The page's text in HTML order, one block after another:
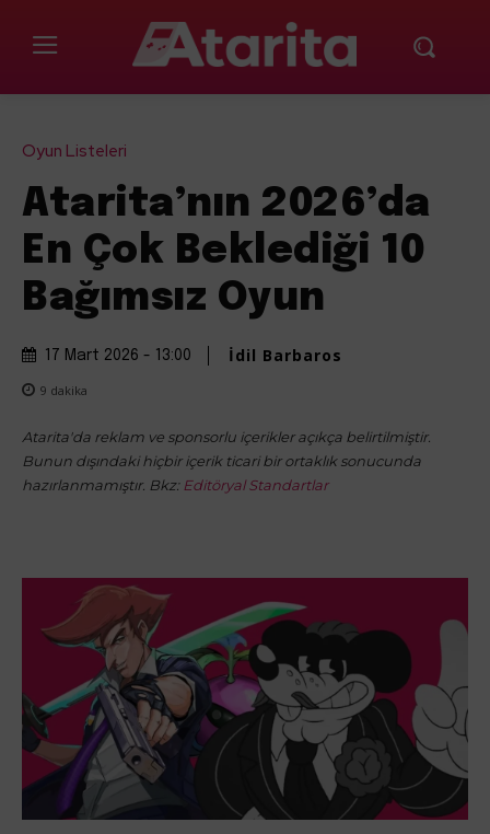
Oyun Listeleri
Atarita’nın 2026’da
En Çok Beklediği 10
Bağımsız Oyun
17 Mart 2026 - 13:00 İdil Barbaros
9 dakika
Atarita'da reklam ve sponsorlu içerikler açıkça belirtilmiştir.
Bunun dışındaki hiçbir içerik ticari bir ortaklık sonucunda
hazırlanmamıştır. Bkz: Editöryal Standartlar